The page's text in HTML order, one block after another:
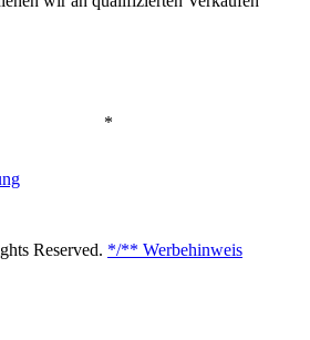
*
Reserved. */** Werbehinweis